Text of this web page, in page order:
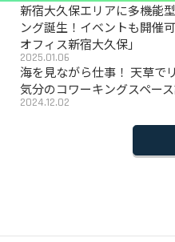
新宿大久保エリアに多機能
ング誕生！イベントも開催
オフィス新宿大久保」
2025.01.06
海を見ながら仕事！ 天草で
気分のコワーキングスペー
2024.12.02